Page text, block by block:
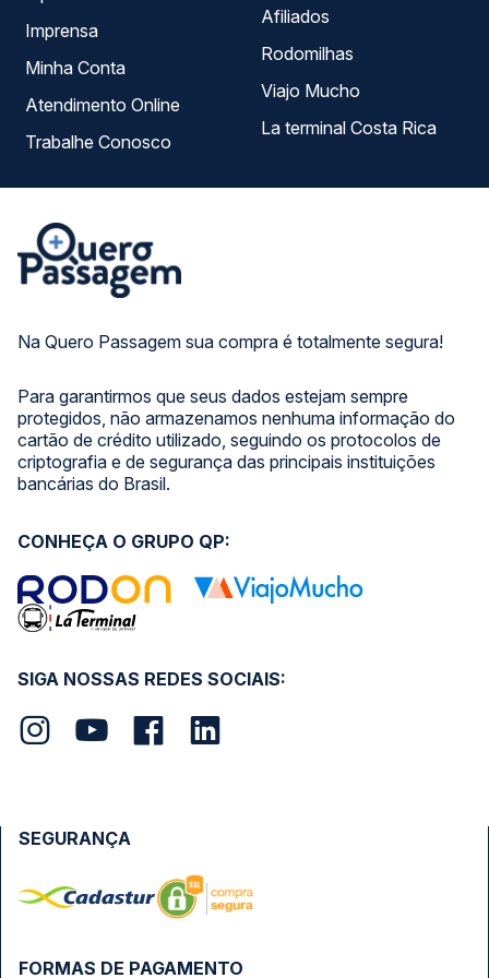
Na Quero Passagem sua compra é totalmente segura!
Para garantirmos que seus dados estejam sempre
protegidos, não armazenamos nenhuma informação do
cartão de crédito utilizado, seguindo os protocolos de
criptografia e de segurança das principais instituições
bancárias do Brasil.
Imprensa
Minha Conta
Atendimento Online
Trabalhe Conosco
Afiliados
Rodomilhas
Viajo Mucho
La terminal Costa Rica
SIGA NOSSAS REDES SOCIAIS:
CONHEÇA O GRUPO QP:
FORMAS DE PAGAMENTO
SEGURANÇA